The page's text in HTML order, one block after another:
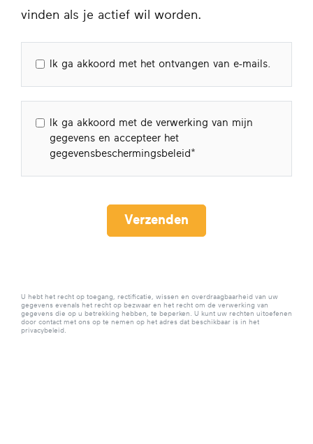
vinden als je actief wil worden.
Ik ga akkoord met het ontvangen van e-mails.
Ik ga akkoord met de verwerking van mijn
gegevens en accepteer het
gegevensbeschermingsbeleid
Verzenden
U hebt het recht op toegang, rectificatie, wissen en overdraagbaarheid van uw
gegevens evenals het recht op bezwaar en het recht om de verwerking van
gegevens die op u betrekking hebben, te beperken. U kunt uw rechten uitoefenen
door contact met ons op te nemen op het adres dat beschikbaar is in het
privacybeleid.